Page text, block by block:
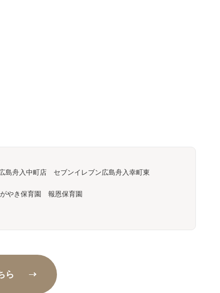
島舟入中町店 セブンイレブン広島舟入幸町東
やき保育園 報恩保育園
ら